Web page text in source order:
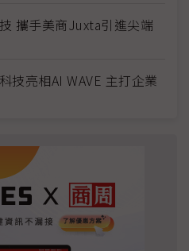
攜手美商Juxta引進尖端
技亮相AI WAVE 主打企業